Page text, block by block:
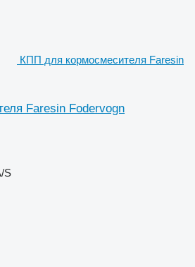
КПП для кормосмесителя Faresin
Faresin Fodervogn
S